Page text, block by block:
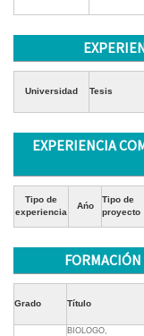
Universidad Tesis
EXPERIENCIA
Tipo de
experiencia
Ańo
Tipo de
proyecto
Grado Título
BIOLOGO,